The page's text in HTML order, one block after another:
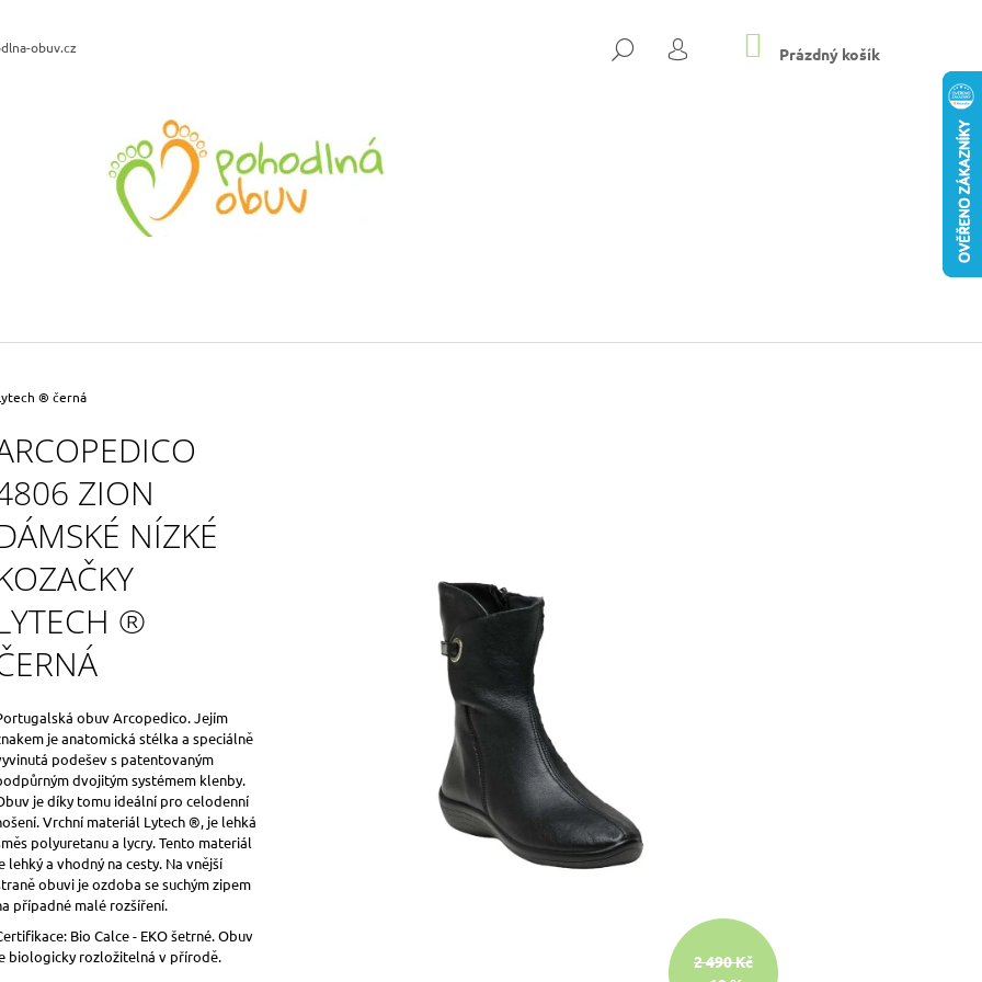
obuv.cz HLEDAT
PŘIHLÁŠENÍ
NÁKUPNÍ
KOŠÍK
Prázdný košík
® černá
ZION
NÍZKÉ
®
2 490 Kč
obuv Arcopedico. Jejím
je anatomická stélka a speciálně
podešev s patentovaným
dvojitým systémem klenby.
je díky tomu ideální pro celodenní
Vrchní materiál Lytech ®, je lehká
polyuretanu a lycry. Tento materiál
lehký a vhodný na cesty. Na vnější
obuvi je ozdoba se suchým zipem
případné malé rozšíření.
Bio Calce - EKO šetrné. Obuv
biologicky rozložitelná v přírodě.
CO POTŘEBUJETE NAJÍT?
HLEDAT
WD/BRUSA DÁMSKÁ
Kč
BIO LIFE LENA DÁMSKÉ PANTOFLE NA